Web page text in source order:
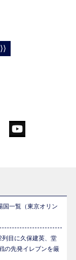
⟩⟩
一覧（東京オリン
列目に久保建英、堂
の先発イレブンを厳